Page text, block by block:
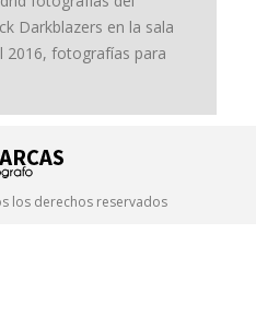
Darkblazers en la sala
2016, fotografías para
los derechos reservados